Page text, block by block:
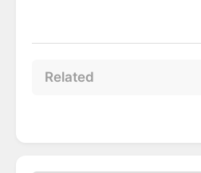
Related